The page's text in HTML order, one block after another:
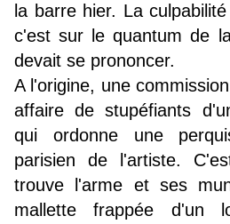
la barre hier. La
c'est sur le quantum de
devait se prononcer.
A l'origine, une
affaire de stupéfiants
qui ordonne une
parisien de l'artiste.
trouve l'arme et ses
mallette frappée d'un